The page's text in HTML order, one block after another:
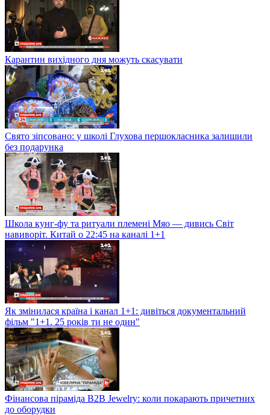
Карантин вихідного дня можуть скасувати
Свято зіпсовано: у школі Глухова першокласника залишили
без подарунка
Школа кунг-фу та ритуали племені Мяо — дивись Світ
навиворіт. Китай о 22:45 на каналі 1+1
Як змінилася країна і канал 1+1: дивіться документальний
фільм "1+1. 25 років ти не один"
Фінансова піраміда B2B Jewelry: коли покарають причетних
до оборудки